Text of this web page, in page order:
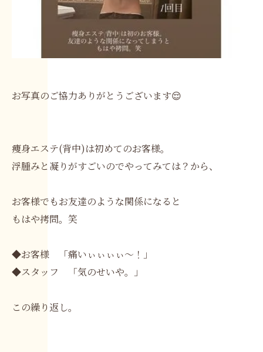
お写真のご協力ありがとうございます😌
痩身エステ(背中)は初めてのお客様。
浮腫みと凝りがすごいのでやってみては？から、
お客様でもお友達のような関係になると
もはや拷問。笑
◆お客様 「痛いぃぃぃぃ～！」
◆スタッフ 「気のせいや。」
この繰り返し。